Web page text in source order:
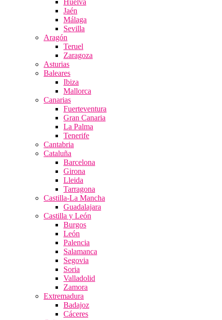
Huelva
Jaén
Málaga
Sevilla
Aragón
Teruel
Zaragoza
Asturias
Baleares
Ibiza
Mallorca
Canarias
Fuerteventura
Gran Canaria
La Palma
Tenerife
Cantabria
Cataluña
Barcelona
Girona
Lleida
Tarragona
Castilla-La Mancha
Guadalajara
Castilla y León
Burgos
León
Palencia
Salamanca
Segovia
Soria
Valladolid
Zamora
Extremadura
Badajoz
Cáceres